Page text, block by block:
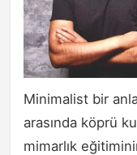
Minimalist bir
arasında köprü
mimarlık